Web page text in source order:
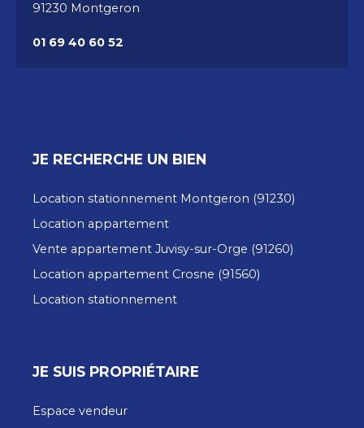
91230 Montgeron
01 69 40 60 52
JE RECHERCHE UN BIEN
Location stationnement Montgeron (91230)
Location appartement
Vente appartement Juvisy-sur-Orge (91260)
Location appartement Crosne (91560)
Location stationnement
JE SUIS PROPRIÉTAIRE
Espace vendeur